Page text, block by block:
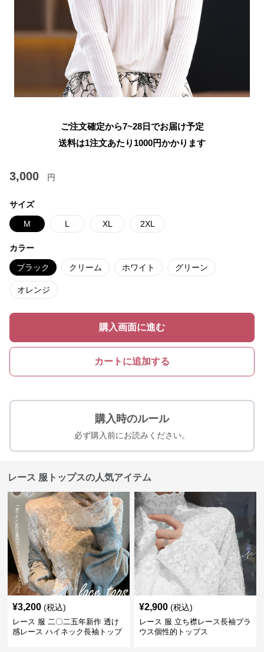
ご注文確定から7~28日でお届け予定
送料は1注文あたり 1000円かかります
3,000 円
サイズ
M L XL 2XL
カラー
ブラック クリーム ホワイト グリーン
オレンジ
購入画面に進む
カートに追加する
購入時のルール
必ず購入前にお読みください。
レース 服トップスの人気アイテム
¥3,200 (税込)
レース 服 二〇二五年新作 透け
感レース ハイネック長袖トップ
¥2,900 (税込)
レース 服 立ち襟レース長袖ブラ
ウス個性的トップス